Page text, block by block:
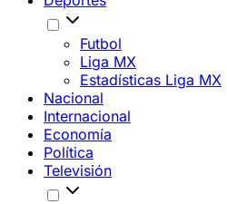
Futbol
Liga MX
Estadísticas Liga MX
Nacional
Internacional
Economía
Política
Televisión